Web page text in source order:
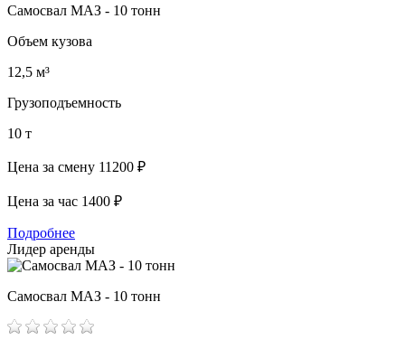
Самосвал МАЗ - 10 тонн
Объем кузова
12,5 м³
Грузоподъемность
10 т
Цена за смену 11200 ₽
Цена за час 1400 ₽
Подробнее
Лидер аренды
Самосвал МАЗ - 10 тонн